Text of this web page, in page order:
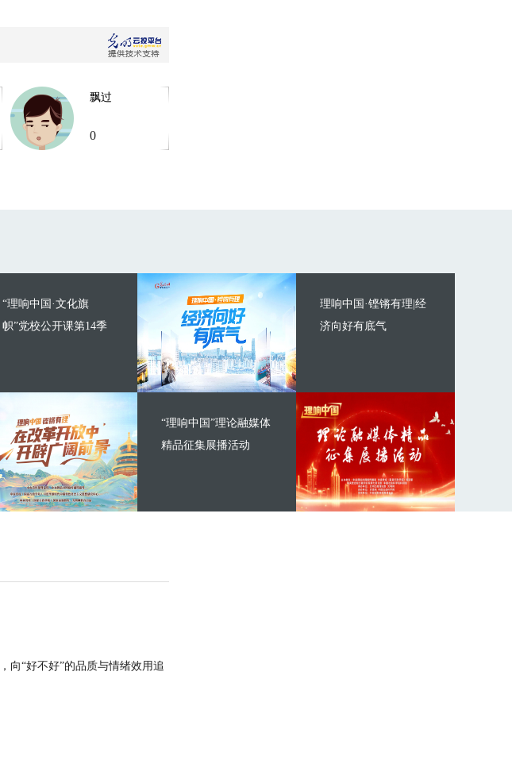
飘过
0
“理响中国·文化旗
帜”党校公开课第14季
理响中国·铿锵有理|经
济向好有底气
“理响中国”理论融媒体
精品征集展播活动
向“好不好”的品质与情绪效用追